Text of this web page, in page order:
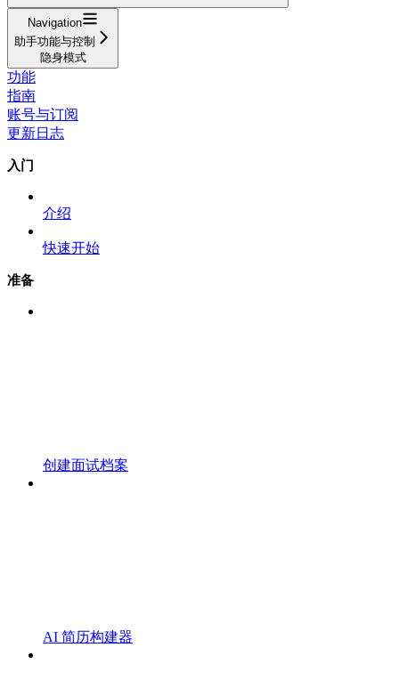
Navigation
助手功能与控制
隐身模式
功能
指南
账号与订阅
更新日志
入门
介绍
快速开始
准备
创建面试档案
AI 简历构建器